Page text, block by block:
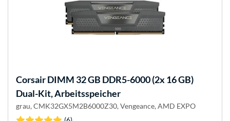
CorsairDIMM 32 GB DDR5-6000 (2x 16 GB)
Dual-Kit, Arbeitsspeicher
grau, CMK32GX5M2B6000Z30, Vengeance, AMD EXPO